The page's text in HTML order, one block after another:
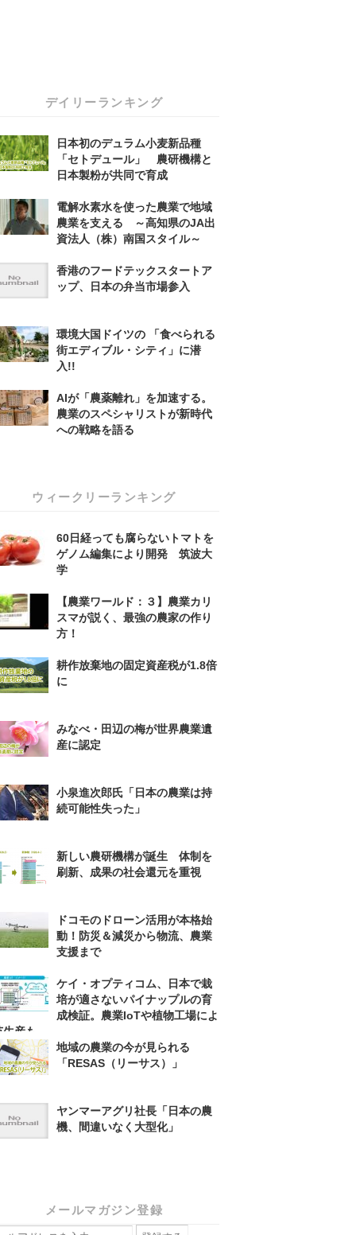
デイリーランキング
日本初のデュラム小麦新品種
「セトデュール」 農研機構と
日本製粉が共同で育成
電解水素水を使った農業で地域
農業を支える ～高知県のJA出
資法人（株）南国スタイル～
香港のフードテックスタートア
ップ、日本の弁当市場参入
環境大国ドイツの 「食べられる
街エディブル・シティ」に潜
入!!
AIが「農薬離れ」を加速する。
農業のスペシャリストが新時代
への戦略を語る
ウィークリーランキング
60日経っても腐らないトマトを
ゲノム編集により開発 筑波大
学
【農業ワールド：３】農業カリ
スマが説く、最強の農家の作り
方！
耕作放棄地の固定資産税が1.8倍
に
みなべ・田辺の梅が世界農業遺
産に認定
小泉進次郎氏「日本の農業は持
続可能性失った」
新しい農研機構が誕生 体制を
刷新、成果の社会還元を重視
ドコモのドローン活用が本格始
動！防災＆減災から物流、農業
支援まで
ケイ・オプティコム、日本で栽
培が適さないパイナップルの育
成検証。農業IoTや植物工場によ
産も
地域の農業の今が見られる
「RESAS（リーサス）」
ヤンマーアグリ社長「日本の農
機、間違いなく大型化」
メールマガジン登録